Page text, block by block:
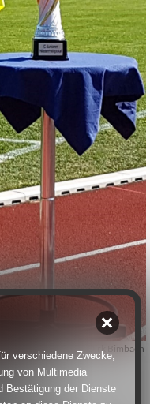
Bildquelle: Dirk Bimbach
an. Über
verschiedene Zwecke,
von Multimedia
Bestätigung der Dienste